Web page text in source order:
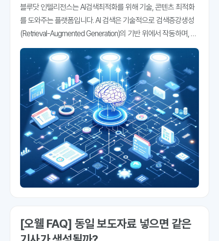
블루닷 인텔리전스는 AI검색최적화를 위해 기술, 콘텐츠 최적화
를 도와주는 플랫폼입니다. AI 검색은 기술적으로 검색증강생성
(Retrieval-Augmented Generation)의 기반 위에서 작동하며, 사
용자의 의도와 맥락을 바탕으로 문서를 검색하는 시맨틱 검색
(Semantic Search) 방식이 적용됩니다.
[오웰 FAQ] 동일 보도자료 넣으면 같은